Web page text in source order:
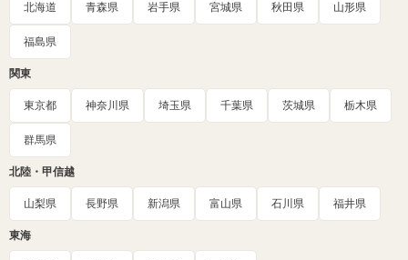
北海道 青森県 岩手県 宮城県 秋田県 山形県
福島県
関東
東京都 神奈川県 埼玉県 千葉県 茨城県 栃木県
群馬県
北陸・甲信越
山梨県 長野県 新潟県 富山県 石川県 福井県
東海